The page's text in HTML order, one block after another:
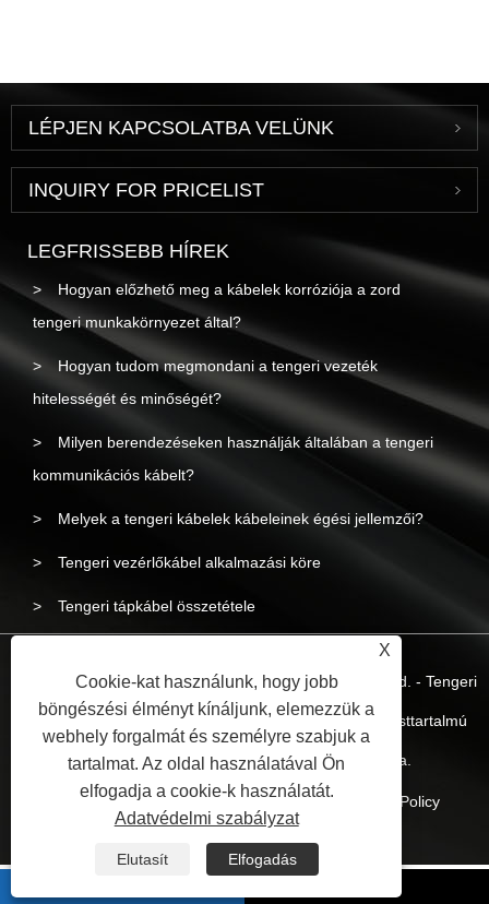
LÉPJEN KAPCSOLATBA VELÜNK
INQUIRY FOR PRICELIST
LEGFRISSEBB HÍREK
Hogyan előzhető meg a kábelek korróziója a zord
tengeri munkakörnyezet által?
Hogyan tudom megmondani a tengeri vezeték
hitelességét és minőségét?
Milyen berendezéseken használják általában a tengeri
kommunikációs kábelt?
Melyek a tengeri kábelek kábeleinek égési jellemzői?
Tengeri vezérlőkábel alkalmazási köre
Tengeri tápkábel összetétele
Copyright © 2023 Yangzhou Liyuan Wire & Cable Co.,Ltd. - Tengeri
vezeték és kábel, tengeri tápkábel, tengeri alacsony füsttartalmú
halogénmentes vezeték - Minden jog fenntartva.
Linkek Sitemap RSS XML Privacy Policy
X
Cookie-kat használunk, hogy jobb
böngészési élményt kínáljunk, elemezzük a
webhely forgalmát és személyre szabjuk a
tartalmat. Az oldal használatával Ön
elfogadja a cookie-k használatát.
Adatvédelmi szabályzat
Elutasít Elfogadás